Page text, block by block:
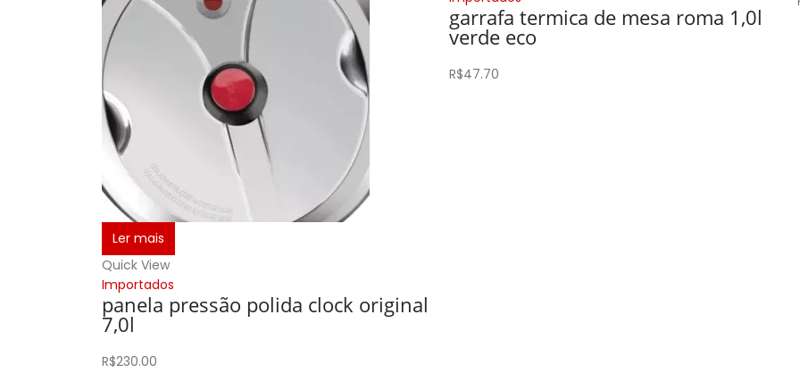
Ler mais
Quick View
Importados
panela pressão polida clock original
7,0l
R$230.00
garrafa termica de mesa roma 1,0l
verde eco
R$47.70